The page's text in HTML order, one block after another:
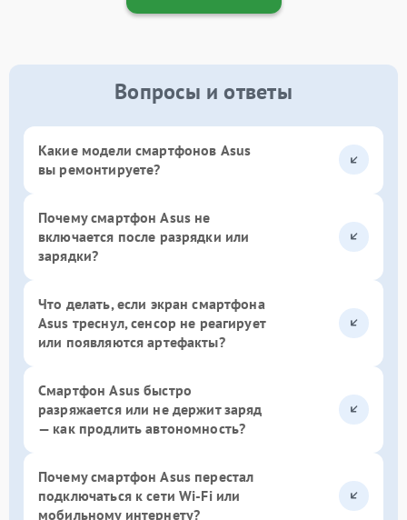
Вопросы и ответы
Какие модели смартфонов Asus
вы ремонтируете?
Почему смартфон Asus не
включается после разрядки или
зарядки?
Что делать, если экран смартфона
Asus треснул, сенсор не реагирует
или появляются артефакты?
Смартфон Asus быстро
разряжается или не держит заряд
— как продлить автономность?
Почему смартфон Asus перестал
подключаться к сети Wi-Fi или
мобильному интернету?